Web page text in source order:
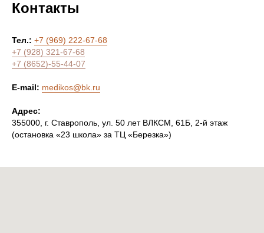
Контакты
Тел.: +7 (969) 222-67-68
+7 (928) 321-67-68
+7 (8652)-55-44-07
E-mail: medikos@bk.ru
Адрес:
355000, г. Ставрополь, ул. 50 лет ВЛКСМ, 61Б, 2-й этаж
(остановка «23 школа» за ТЦ «Березка»)